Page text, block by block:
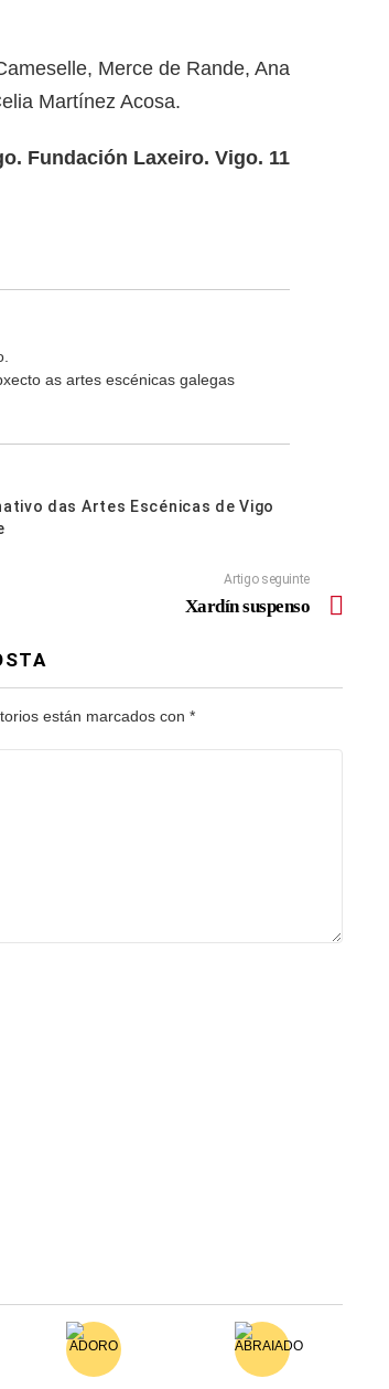
Merce de Rande, Ana
Martínez Acosa.
Fundación Laxeiro. Vigo. 11
as artes escénicas galegas
das Artes Escénicas de Vigo
Artigo seguinte
Xardín suspenso
están marcados con *